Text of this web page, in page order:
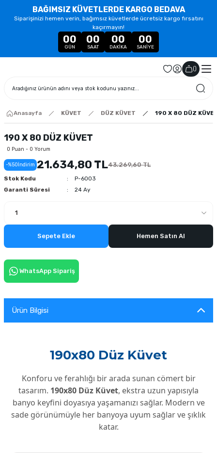
BAĞIMSIZ KÜVETLERDE KARGO BEDAVA
Siparişinizi hemen verin, bağımsız küvetlerde ücretsiz kargo fırsatını
kaçırmayın!
00
GÜN
00
SAAT
00
DAKIKA
00
SANIYE
()
Anasayfa KÜVET DÜZ KÜVET 190 X 80 DÜZ
190 X 80 DÜZ KÜVET
0 Puan - 0 Yorum
-%50İndirim 21.634,80 TL43.269,60 TL
Stok Kodu
P-6003
Garanti Süresi
24 Ay
Sepete Ekle Hemen Satın Al
WhatsApp Sipariş
Ürün Bilgisi
190x80 Düz Küvet
Konforu ve ferahlığı bir arada sunan cömert bir
tasarım. 190x80 Düz Küvet, ekstra uzun yapısıyla
banyo keyfini doyasıya yaşamanızı sağlar. Modern ve
sade görünümüyle her banyoya uyum sağlar ve şıklık
katar.